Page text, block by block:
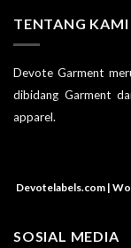
TENTANG KAMI
Devote Garment
dibidang Garment
apparel.
Devotelabels.com |
SOSIAL MEDIA